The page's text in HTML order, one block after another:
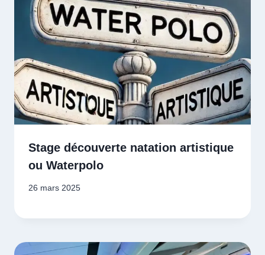
Stage découverte natation artistique
ou Waterpolo
26 mars 2025